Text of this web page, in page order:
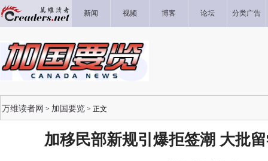
新闻 视频 博客 论坛 分类广告
万维读者网 > 加国要览 > 正文
加移民部新规引爆拒签潮 大批